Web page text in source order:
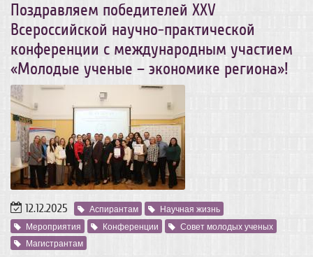
Поздравляем победителей XXV
Всероссийской научно-практической
конференции с международным участием
«Молодые ученые – экономике региона»!
12.12.2025 Аспирантам
Научная жизнь
Мероприятия
Конференции
Совет молодых ученых
Магистрантам